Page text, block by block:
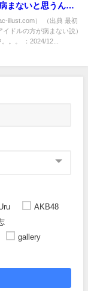
まないと思うん
illust.com） （出典 最初
ドルの方が病まない説）
。。 ：2024/12...
AKB48
gallery